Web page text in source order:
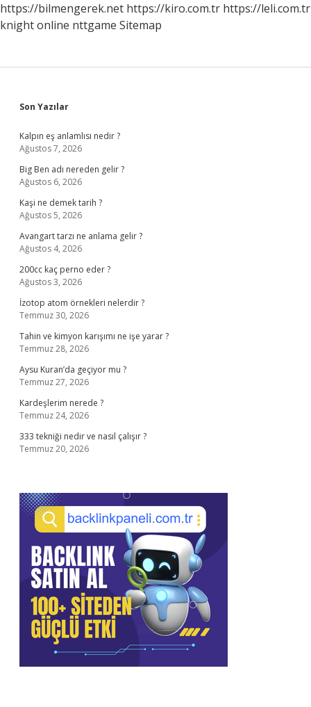
https://bilmengerek.net https://kiro.com.tr https://leli.com.tr
knight online nttgame Sitemap
Sidebar
Son Yazılar
Kalpın eş anlamlısı nedir ?
Ağustos 7, 2026
Big Ben adı nereden gelir ?
Ağustos 6, 2026
Kaşi ne demek tarih ?
Ağustos 5, 2026
Avangart tarzı ne anlama gelir ?
Ağustos 4, 2026
200cc kaç perno eder ?
Ağustos 3, 2026
İzotop atom örnekleri nelerdir ?
Temmuz 30, 2026
Tahin ve kimyon karışımı ne işe yarar ?
Temmuz 28, 2026
Aysu Kuran’da geçiyor mu ?
Temmuz 27, 2026
Kardeşlerim nerede ?
Temmuz 24, 2026
333 tekniği nedir ve nasıl çalışır ?
Temmuz 20, 2026